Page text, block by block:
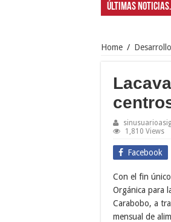
Últimas
Home /
1,810 Views
Facebook
Con el fin
Orgánica para
Carabobo, a
mensual de